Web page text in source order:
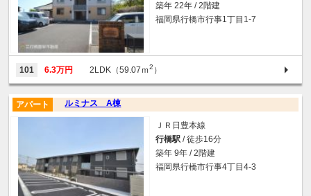
築年 22年 / 2階建
福岡県行橋市行事1丁目1-7
101 6.3万円 2LDK（59.07ｍ2 ）
ルミナス A棟
アパート
ＪＲ日豊本線
行橋駅 / 徒歩16分
築年 9年 / 2階建
福岡県行橋市行事4丁目4-3